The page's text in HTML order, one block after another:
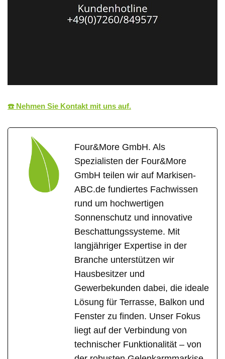
☎️ Nehmen Sie Kontakt mit uns auf.
Four&More GmbH. Als
Spezialisten der Four&More
GmbH teilen wir auf Markisen-
ABC.de fundiertes Fachwissen
rund um hochwertigen
Sonnenschutz und innovative
Beschattungssysteme. Mit
langjähriger Expertise in der
Branche unterstützen wir
Hausbesitzer und
Gewerbekunden dabei, die ideale
Lösung für Terrasse, Balkon und
Fenster zu finden. Unser Fokus
liegt auf der Verbindung von
technischer Funktionalität – von